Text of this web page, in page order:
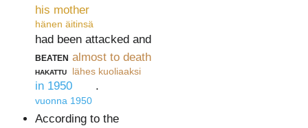
his mother
hänen äitinsä
had been attacked and
beaten
hakattu
almost to death
lähes kuoliaaksi
in 1950
vuonna 1950
.
According to the